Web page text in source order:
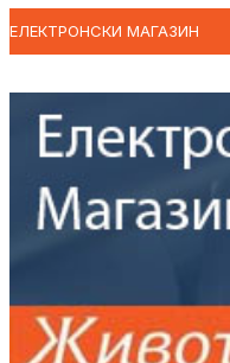
ЕЛЕКТРОНСКИ МАГАЗИН